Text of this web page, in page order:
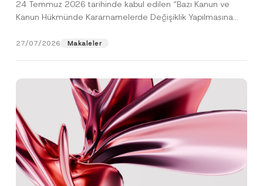
24 Temmuz 2026 tarihinde kabul edilen “Bazı Kanun ve
Kanun Hükmünde Kararnamelerde Değişiklik Yapılmasına
27/07/2026 Makaleler